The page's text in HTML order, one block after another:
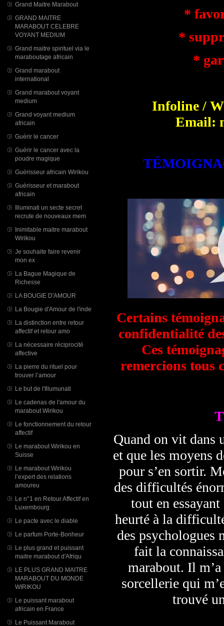
Grand Maitre Marabout
GRAND MAITRE
MARABOUT CELEBRE
VOYANT MEDIUM
Grand maitre spirituel via le
maraboutage africain
Grand marabout
international
Grand marabout voyant
medium
Grand voyant medium
africain
Guérir le cancer
Guérir le cancer avec la
poudre magique
Guérisseur africain Wirikou
Guérisseur et marabout
africain
Illuminati un secte secret
recrute de nouveaux mem
Inimitable maitre marabout
Wirikou
Je souhaite faire revenir
mon ex
La Bague Magique de
Richesse
LA BOUGIE D'AMOUR
La Bougie d'Amour de l'inde
La distinction entre retour
affectif et retour amo
La nécessaire réciprocité
affective
La pierre du rituel pour
trouver l’amour
Le but de l'Illumunati
Le cadenas de l'amour du
marabout Wirikou
Le fonctionnement du retour
affectif
Le marabout Wirikou en
Suisse
Le marabout Wirikou
l’expert des relations
amoureu
Le n°1 en Retour Affectif en
Luxembourg
Le pacte avec le diable
Le parfum Porte-Bonheur
Le plus grand et puissant
maitre marabout d'Afriqu
LE PLUS GRAND MAITRE
MARABOUT DU MONDE
WIRIKOU
Le puissant marabout
africain en France
Le Puissant Marabout
*
*
*
Infoline /
Email:
Certains
confidentialité
Ces
remercions tous
Quand on vit dans
et que les moyens
pour s’en sortir.
des difficultés
tout en
heurté à la
des psychologues
fait la
marabout. Il
sorcellerie qui
trouvé